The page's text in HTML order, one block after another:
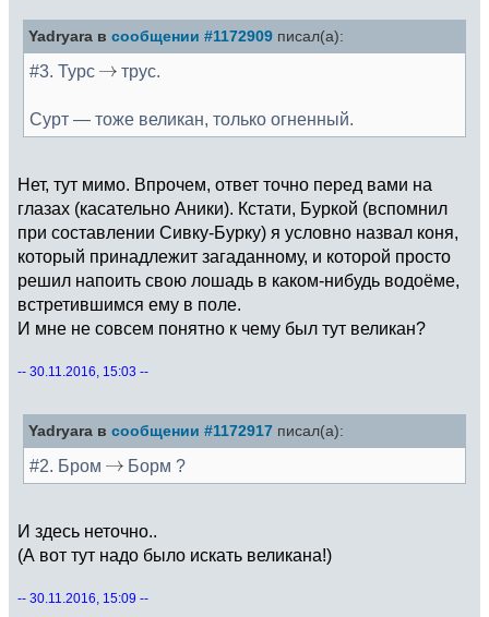
Yadryara в сообщении #1172909 писал(а):
#3. Турс трус.
Сурт — тоже великан, только огненный.
Нет, тут мимо. Впрочем, ответ точно перед вами на
глазах (касательно Аники). Кстати, Буркой (вспомнил
при составлении Сивку-Бурку) я условно назвал коня,
который принадлежит загаданному, и которой просто
решил напоить свою лошадь в каком-нибудь водоёме,
встретившимся ему в поле.
И мне не совсем понятно к чему был тут великан?
-- 30.11.2016, 15:03 --
Yadryara в сообщении #1172917 писал(а):
#2. Бром Борм ?
И здесь неточно..
(А вот тут надо было искать великана!)
-- 30.11.2016, 15:09 --